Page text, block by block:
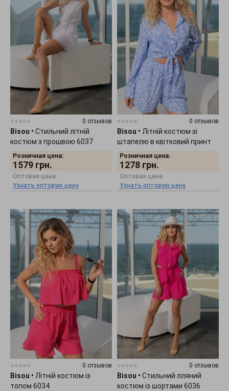
0 отзывов
Bisou • Стильний літній
костюм з прошвою 6037
Розничная цена:
1579 грн.
Оптовая цена:
Узнать оптовую цену
0 отзывов
Bisou • Літній костюм зі
штапелю в квітковий принт
6038
Розничная цена:
1278 грн.
Оптовая цена:
Узнать оптовую цену
0 отзывов
Bisou • Літній костюм із
топом 6034
0 отзывов
Bisou • Стильний лляний
костюм із шортами 6036